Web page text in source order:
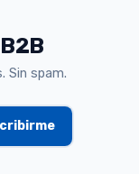
Sin spam.